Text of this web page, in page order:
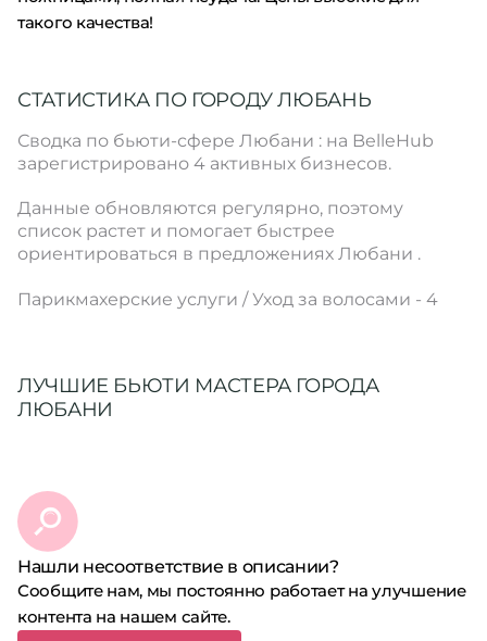
такого качества!
СТАТИСТИКА ПО ГОРОДУ ЛЮБАНЬ
Сводка по бьюти-сфере Любани : на BelleHub
зарегистрировано 4 активных бизнесов.
Данные обновляются регулярно, поэтому
список растет и помогает быстрее
ориентироваться в предложениях Любани .
Парикмахерские услуги / Уход за волосами - 4
ЛУЧШИЕ БЬЮТИ МАСТЕРА ГОРОДА
ЛЮБАНИ
Нашли несоответствие в описании?
Сообщите нам, мы постоянно работает на улучшение
контента на нашем сайте.